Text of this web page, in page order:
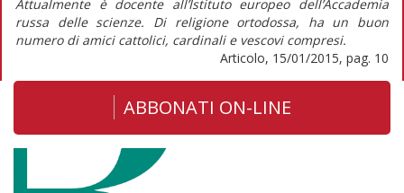
Attualmente è docente all’Istituto europeo dell’Accademia
russa delle scienze. Di religione ortodossa, ha un buon
numero di amici cattolici, cardinali e vescovi compresi.
Articolo, 15/01/2015, pag. 10
ABBONATI ON-LINE